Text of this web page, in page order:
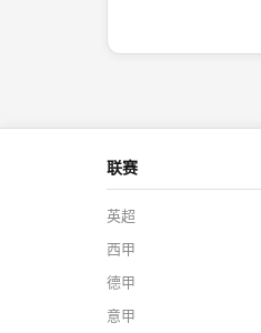
联赛
英超
西甲
德甲
意甲